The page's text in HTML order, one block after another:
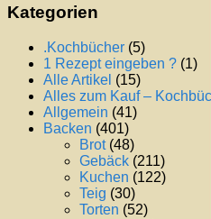
Kategorien
.Kochbücher (5)
1 Rezept eingeben ? (1)
Alle Artikel (15)
Alles zum Kauf –
Allgemein (41)
Backen (401)
Brot(48)
Gebäck (211)
Kuchen (122)
Teig (30)
Torten (52)